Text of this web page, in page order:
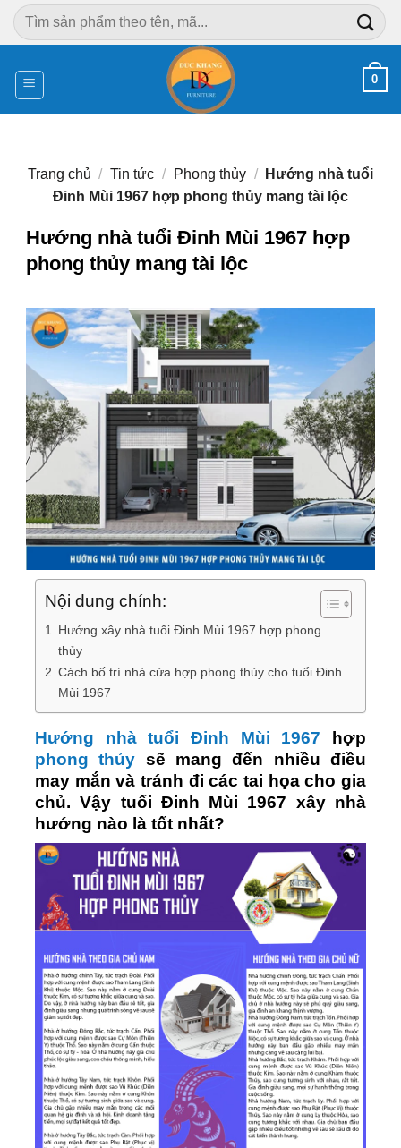
Chuyển
đến
dung
Tìm
kiếm:
0
Trang chủ / Tin tức / Phong thủy /
Hướng nhà tuổi
Đinh Mùi 1967 hợp phong thủy mang tài lộc
Hướng nhà tuổi Đinh Mùi 1967 hợp
phong thủy mang tài lộc
Nội dung chính:
Hướng xây nhà tuổi Đinh Mùi 1967 hợp phong
thủy
Cách bố trí nhà cửa hợp phong thủy cho tuổi Đinh
Mùi 1967
Hướng nhà tuổi Đinh Mùi 1967 hợp
phong thủy sẽ mang đến nhiều điều
may mắn và tránh đi các tai họa cho gia
chủ. Vậy tuổi Đinh Mùi 1967 xây nhà
hướng nào là tốt nhất?